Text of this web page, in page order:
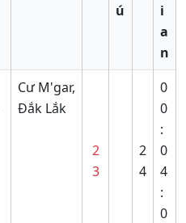
ú
i
a
n
Cư M'gar,
Đắk Lắk
2
3
2
4
0
0
:
0
4
:
0